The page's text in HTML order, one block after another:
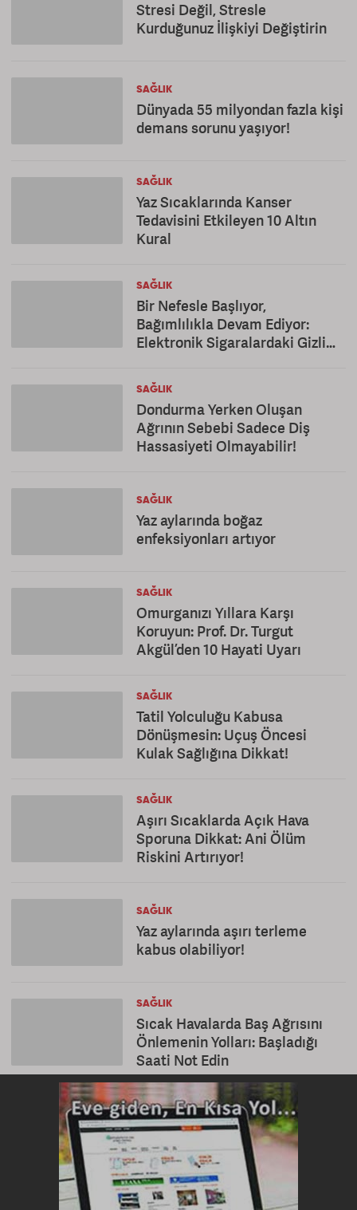
Stresi Değil, Stresle
Kurduğunuz İlişkiyi Değiştirin
SAĞLIK
Dünyada 55 milyondan fazla kişi
demans sorunu yaşıyor!
SAĞLIK
Yaz Sıcaklarında Kanser
Tedavisini Etkileyen 10 Altın
Kural
SAĞLIK
Bir Nefesle Başlıyor,
Bağımlılıkla Devam Ediyor:
Elektronik Sigaralardaki Gizli
SAĞLIK
Dondurma Yerken Oluşan
Ağrının Sebebi Sadece Diş
Hassasiyeti Olmayabilir!
SAĞLIK
Yaz aylarında boğaz
enfeksiyonları artıyor
SAĞLIK
Omurganızı Yıllara Karşı
Koruyun: Prof. Dr. Turgut
Akgül’den 10 Hayati Uyarı
SAĞLIK
Tatil Yolculuğu Kabusa
Dönüşmesin: Uçuş Öncesi
Kulak Sağlığına Dikkat!
SAĞLIK
Aşırı Sıcaklarda Açık Hava
Sporuna Dikkat: Ani Ölüm
Riskini Artırıyor!
SAĞLIK
Yaz aylarında aşırı terleme
kabus olabiliyor!
SAĞLIK
Sıcak Havalarda Baş Ağrısını
Önlemenin Yolları: Başladığı
Saati Not Edin